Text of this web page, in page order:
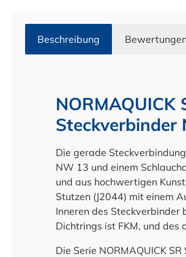
Beschreibung
NORMAQUICK
Steckverbinder
Die gerade
NW 13 und einem
und aus hochwertigen
Stutzen (J2044) mit einem
Inneren des Steckverbinder
Dichtrings ist FKM, und des
Die Serie NORMAQUICK